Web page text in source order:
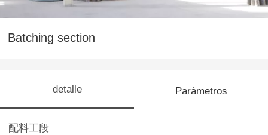
Batching section
detalle Parámetros
配料工段